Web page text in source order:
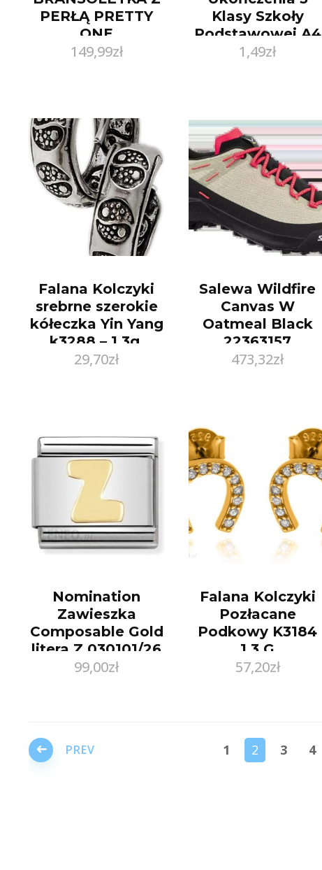
PERŁĄ PRETTY
ONE
149,99zł
Klasy Szkoły
Podstawowej A4
1,49zł
Falana Kolczyki
srebrne szerokie
kółeczka Yin Yang
k3288 – 1,3g.
(FALK3288)
29,70zł
Salewa Wildfire
Canvas W
Oatmeal Black
22363157
473,32zł
Nomination
Zawieszka
Composable Gold
litera Z 030101/26
99,00zł
Falana Kolczyki
Pozłacane
Podkowy K3184
1,3 G
57,20zł
← 1 2 3 4